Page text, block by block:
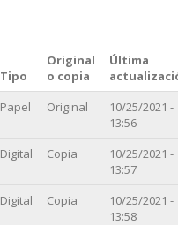
Tipo
Original
o copia
Última
Papel Original
10/25/2021 -
13:56
Digital Copia
10/25/2021 -
13:57
Digital Copia
10/25/2021 -
13:58